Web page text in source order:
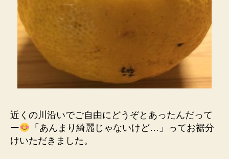
近くの川沿いでご自由にどうぞとあったんだって
ー
「あんまり綺麗じゃないけど…」ってお裾分
けいただきました。